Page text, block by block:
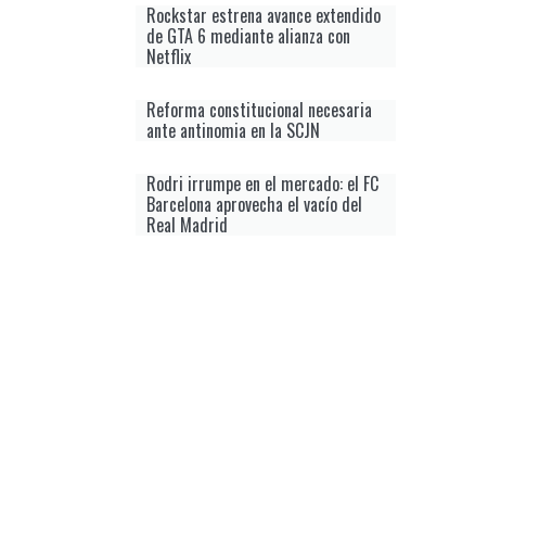
Rockstar estrena avance extendido
de GTA 6 mediante alianza con
Netflix
Reforma constitucional necesaria
ante antinomia en la SCJN
Rodri irrumpe en el mercado: el FC
Barcelona aprovecha el vacío del
Real Madrid